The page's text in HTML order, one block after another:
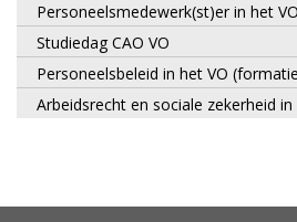
Personeelsmedewerk(st)er in het VO
Studiedag CAO VO
Personeelsbeleid in het VO
Arbeidsrecht en sociale zekerheid in